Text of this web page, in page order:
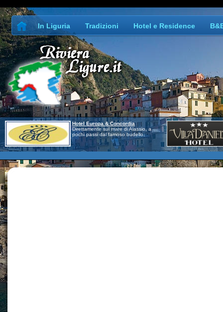
Hotel Europa & Concordia
Direttamente sul mare di Alassio, a
pochi passi dal famoso budello.
In Liguria Tradizioni Hotel e Residence